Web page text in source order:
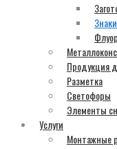
Продукция
Разметка
Светофоры
Элементы
Услуги
Монтажные